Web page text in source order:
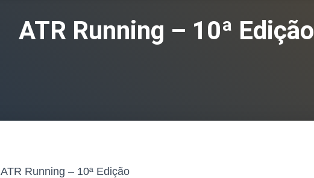
ATR Running – 10ª Edição
ATR Running – 10ª Edição